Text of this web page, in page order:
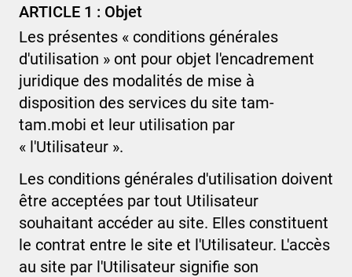
ARTICLE 1 : Objet
Les présentes « conditions générales
d'utilisation » ont pour objet l'encadrement
juridique des modalités de mise à
disposition des services du site tam-
tam.mobi et leur utilisation par
« l'Utilisateur ».
Les conditions générales d'utilisation doivent
être acceptées par tout Utilisateur
souhaitant accéder au site. Elles constituent
le contrat entre le site et l'Utilisateur. L'accès
au site par l'Utilisateur signifie son